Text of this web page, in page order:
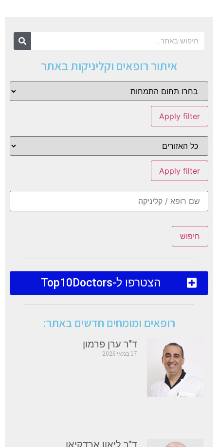
איתור רופאים וקליניקות באתר
Apply filter
Apply filter
חיפוש
הצטרפו ל-Top10Doctors
רופאים ומומחים חדשים באתר:
ד"ר ערן פרמון
17 במאי 2026
ד"ר ליאון ארדקיאן